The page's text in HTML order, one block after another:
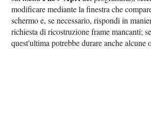
modificare mediante la finestra che
schermo e, se necessario, rispondi in
richiesta di ricostruzione frame mancanti;
quest'ultima potrebbe durare anche alcune